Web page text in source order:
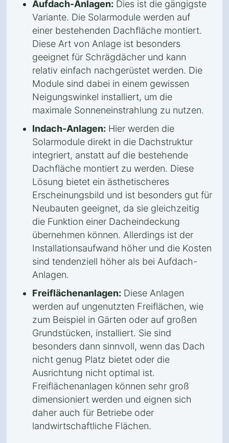
Aufdach-Anlagen: Dies ist die gängigste
Variante. Die Solarmodule werden auf
einer bestehenden Dachfläche montiert.
Diese Art von Anlage ist besonders
geeignet für Schrägdächer und kann
relativ einfach nachgerüstet werden. Die
Module sind dabei in einem gewissen
Neigungswinkel installiert, um die
maximale Sonneneinstrahlung zu nutzen.
Indach-Anlagen: Hier werden die
Solarmodule direkt in die Dachstruktur
integriert, anstatt auf die bestehende
Dachfläche montiert zu werden. Diese
Lösung bietet ein ästhetischeres
Erscheinungsbild und ist besonders gut für
Neubauten geeignet, da sie gleichzeitig
die Funktion einer Dacheindeckung
übernehmen können. Allerdings ist der
Installationsaufwand höher und die Kosten
sind tendenziell höher als bei Aufdach-
Anlagen.
Freiflächenanlagen: Diese Anlagen
werden auf ungenutzten Freiflächen, wie
zum Beispiel in Gärten oder auf großen
Grundstücken, installiert. Sie sind
besonders dann sinnvoll, wenn das Dach
nicht genug Platz bietet oder die
Ausrichtung nicht optimal ist.
Freiflächenanlagen können sehr groß
dimensioniert werden und eignen sich
daher auch für Betriebe oder
landwirtschaftliche Flächen.